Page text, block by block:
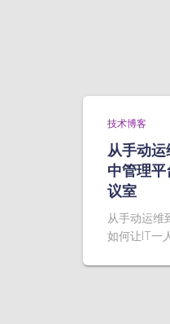
技术博客
从手动
中管理
议室
从手动运维
如何让IT一